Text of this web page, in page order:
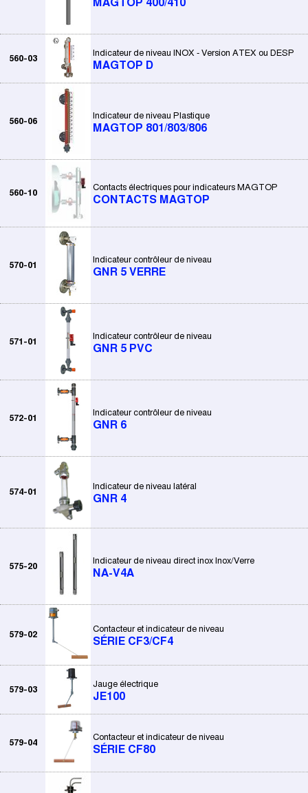
MAGTOP 400/410
560-03
Indicateur de niveau INOX - Version ATEX ou DESP
MAGTOP D
560-06
Indicateur de niveau Plastique
MAGTOP 801/803/806
560-10
Contacts électriques pour indicateurs MAGTOP
CONTACTS MAGTOP
570-01
Indicateur contrôleur de niveau
GNR 5 VERRE
571-01
Indicateur contrôleur de niveau
GNR 5 PVC
572-01
Indicateur contrôleur de niveau
GNR 6
574-01
Indicateur de niveau latéral
GNR 4
575-20
Indicateur de niveau direct inox Inox/Verre
NA-V4A
579-02
Contacteur et indicateur de niveau
SÉRIE CF3/CF4
579-03
Jauge électrique
JE100
579-04
Contacteur et indicateur de niveau
SÉRIE CF80